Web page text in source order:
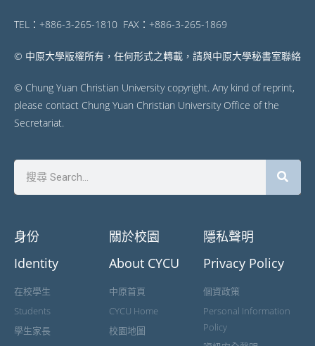
TEL：+886-3-265-1810 FAX：+886-3-265-1869
© 中原大學版權所有，任何形式之轉載，請與中原大學秘書室聯絡
© Chung Yuan Christian University copyright. Any kind of reprint,
please contact Chung Yuan Christian University Office of the
Secretariat.
身份
Identity
在校學生
Students
學生家長
關於校園
About CYCU
中原首頁
CYCU Home
校園地圖
隱私聲明
Privacy Policy
個資政策
Personal Information
Policy